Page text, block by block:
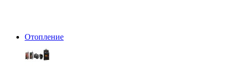
Отопление